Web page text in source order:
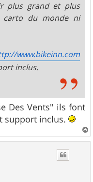
plus grand et plus
carto du monde ni
www.bikeinn.com
inclus.
Des Vents" ils font
support inclus.
a